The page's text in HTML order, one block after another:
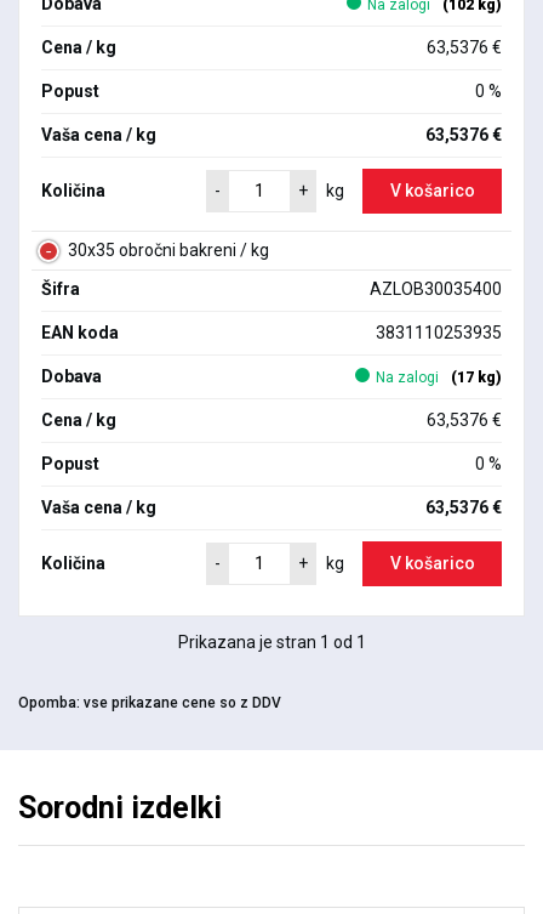
Na zalogi (102 kg)
Cena / kg 63,5376 €
Popust 0 %
Vaša cena / kg 63,5376 €
Količina - + kg V košarico
30x35 obročni bakreni / kg
Šifra
AZLOB30035400
EAN koda 3831110253935
Dobava Na zalogi (17 kg)
Cena / kg 63,5376 €
Popust 0 %
Vaša cena / kg 63,5376 €
Količina - + kg V košarico
Prikazana je stran 1 od 1
Opomba: vse prikazane cene so z DDV
Sorodni izdelki